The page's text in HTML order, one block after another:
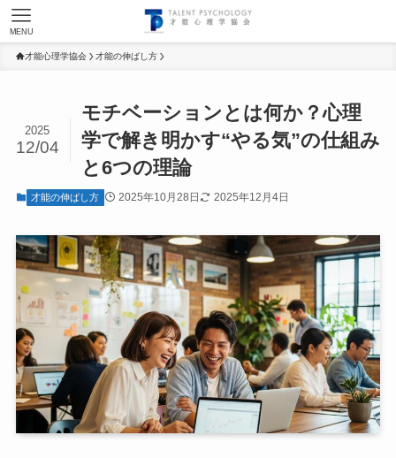
MENU
才能心理学協会 才能の伸ばし方
モチベーションとは何か？心理
学で解き明かす“やる気”の仕組み
と6つの理論
2025
12/04
才能の伸ばし方 2025年10月28日 2025年12月4日